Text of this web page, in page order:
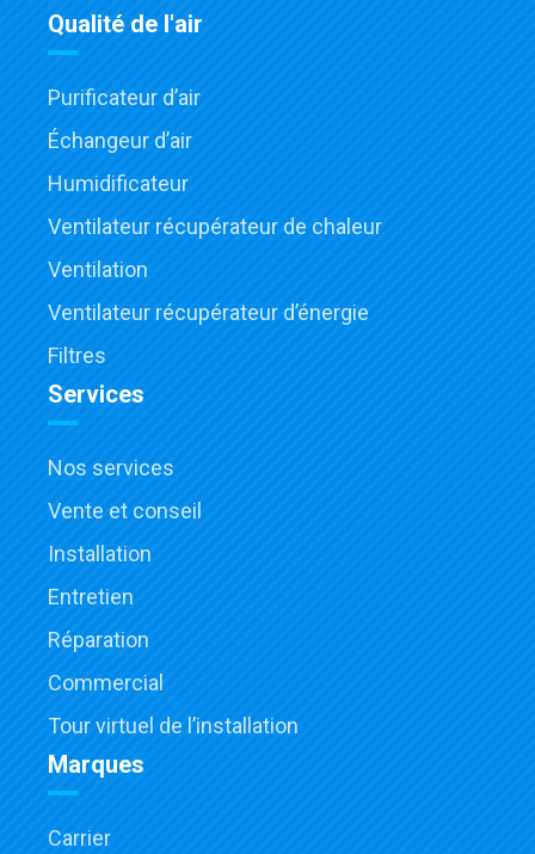
Qualité de l'air
Purificateur d’air
Échangeur d’air
Humidificateur
Ventilateur récupérateur de chaleur
Ventilation
Ventilateur récupérateur d’énergie
Filtres
Services
Nos services
Vente et conseil
Installation
Entretien
Réparation
Commercial
Tour virtuel de l’installation
Marques
Carrier